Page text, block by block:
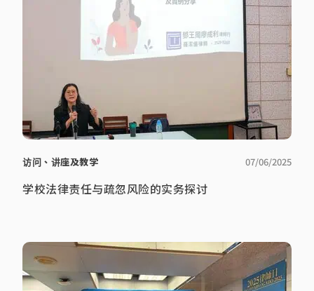
访问、讲座及教学 07/06/2025
学校法律责任与疏忽风险的实务探讨